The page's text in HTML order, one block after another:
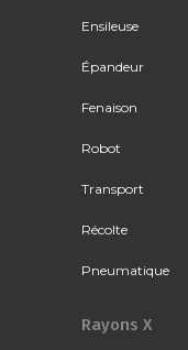
Ensileuse
Épandeur
Fenaison
Robot
Transport
Récolte
Pneumatique
Rayons X